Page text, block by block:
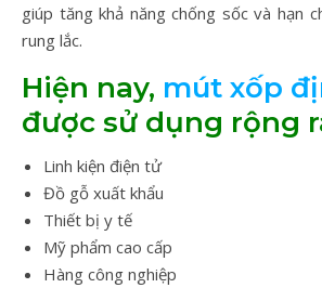
giúp tăng khả năng chống sốc và hạn
rung lắc.
Hiện nay, mút xốp
được sử dụng rộng
Linh kiện điện tử
Đồ gỗ xuất khẩu
Thiết bị y tế
Mỹ phẩm cao cấp
Hàng công nghiệp